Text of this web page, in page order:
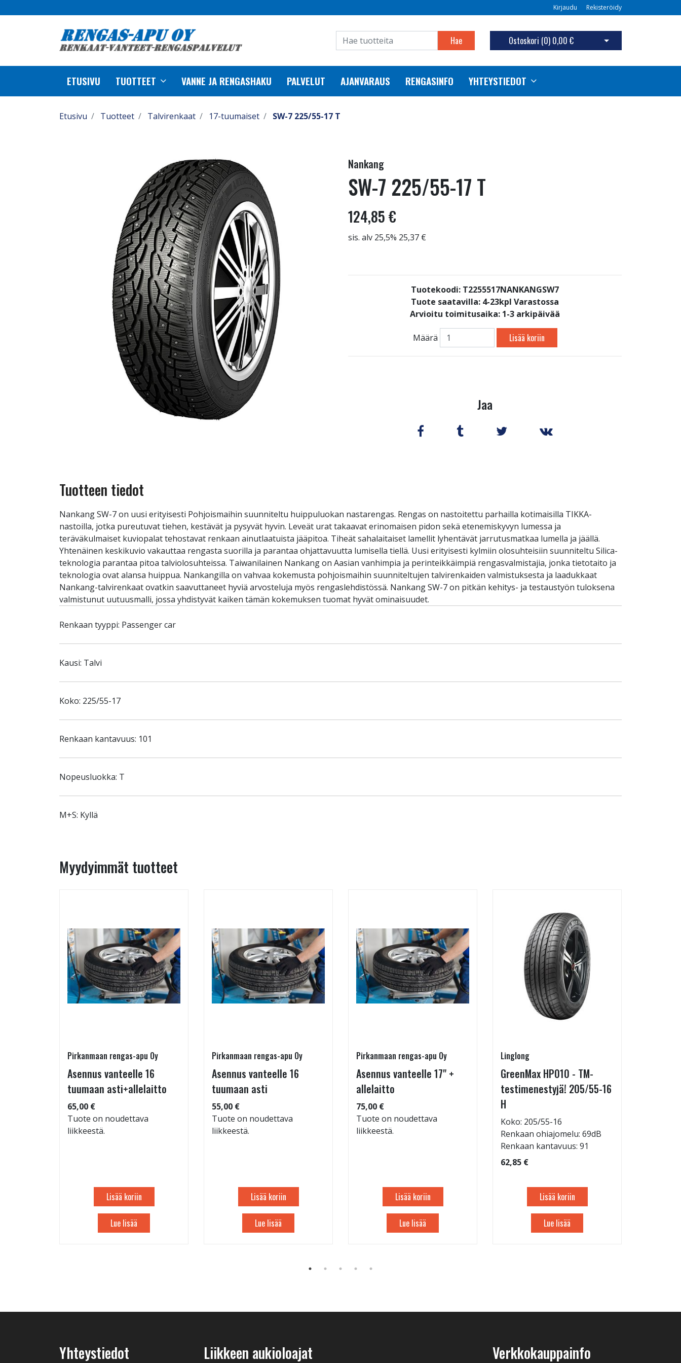
Kirjaudu Rekisteröidy
Hae Ostoskori (0) 0,00 € Avaa ostoskori
ETUSIVU TUOTTEET VANNE JA RENGASHAKU PALVELUT AJANVARAUS RENGASINFO YHTEYSTIEDOT
Etusivu Tuotteet Talvirenkaat 17-tuumaiset SW-7 225/55-17 T
Nankang
SW-7 225/55-17 T
124,85 €
sis. alv 25,5% 25,37 €
Tuotekoodi: T2255517NANKANGSW7
Tuote saatavilla: 4-23kpl Varastossa
Arvioitu toimitusaika: 1-3 arkipäivää
Määrä Lisää koriin
Jaa
Tuotteen tiedot
Nankang SW-7 on uusi erityisesti Pohjoismaihin suunniteltu huippuluokan nastarengas. Rengas on nastoitettu parhailla kotimaisilla TIKKA-
nastoilla, jotka pureutuvat tiehen, kestävät ja pysyvät hyvin. Leveät urat takaavat erinomaisen pidon sekä etenemiskyvyn lumessa ja
teräväkulmaiset kuviopalat tehostavat renkaan ainutlaatuista jääpitoa. Tiheät sahalaitaiset lamellit lyhentävät jarrutusmatkaa lumella ja jäällä.
Yhtenäinen keskikuvio vakauttaa rengasta suorilla ja parantaa ohjattavuutta lumisella tiellä. Uusi erityisesti kylmiin olosuhteisiin suunniteltu Silica-
teknologia parantaa pitoa talviolosuhteissa. Taiwanilainen Nankang on Aasian vanhimpia ja perinteikkäimpiä rengasvalmistajia, jonka tietotaito ja
teknologia ovat alansa huippua. Nankangilla on vahvaa kokemusta pohjoismaihin suunniteltujen talvirenkaiden valmistuksesta ja laadukkaat
Nankang-talvirenkaat ovatkin saavuttaneet hyviä arvosteluja myös rengaslehdistössä. Nankang SW-7 on pitkän kehitys- ja testaustyön tuloksena
valmistunut uutuusmalli, jossa yhdistyvät kaiken tämän kokemuksen tuomat hyvät ominaisuudet.
Renkaan tyyppi: Passenger car
Kausi: Talvi
Koko: 225/55-17
Renkaan kantavuus: 101
Nopeusluokka: T
M+S: Kyllä
Myydyimmät tuotteet
Pirkanmaan rengas-apu Oy
Asennus vanteelle 16
tuumaan asti+allelaitto
65,00 €
Tuote on noudettava
liikkeestä.
Lisää koriin
Lue lisää
Pirkanmaan rengas-apu Oy
Asennus vanteelle 16
tuumaan asti
55,00 €
Tuote on noudettava
liikkeestä.
Lisää koriin
Lue lisää
Pirkanmaan rengas-apu Oy
Asennus vanteelle 17" +
allelaitto
75,00 €
Tuote on noudettava
liikkeestä.
Lisää koriin
Lue lisää
Linglong
GreenMax HP010 - TM-
testimenestyjä! 205/55-16
H
Koko: 205/55-16
Renkaan ohiajomelu: 69dB
Renkaan kantavuus: 91
62,85 €
Lisää koriin
Lue lisää
Yhteystiedot Liikkeen aukioloajat Verkkokauppainfo